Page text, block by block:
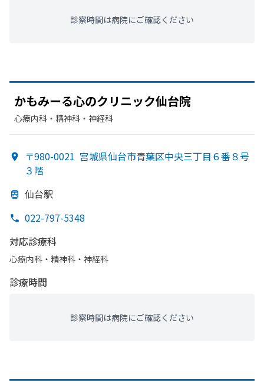
診察時間は病院にご確認ください
かもみーる心のクリニック仙台院
心療内科・​精神科・神経科
〒980-0021 宮城県仙台市青葉区中央三丁目６番８号
３階
仙台駅
022-797-5348
対応診療科
心療内科・​精神科・神経科
診療時間
診察時間は病院にご確認ください